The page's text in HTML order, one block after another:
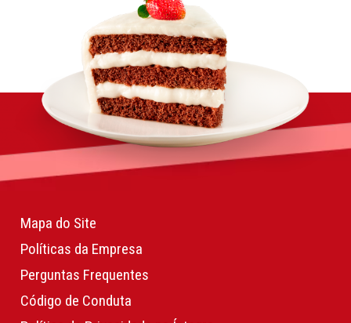
Mapa do Site
Políticas da Empresa
Perguntas Frequentes
Código de Conduta